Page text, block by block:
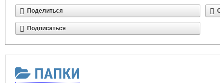
Поделиться
Подписаться
ПАПКИ